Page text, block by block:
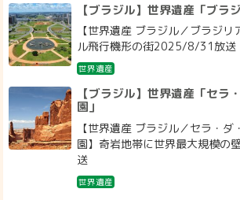
【ブラジル】世界遺産「ブラ
【世界遺産 ブラジル／ブラジ
ル飛行機形の街2025/8/31放送
世界遺産
【ブラジル】世界遺産「セラ
園」
【世界遺産 ブラジル／セラ・ダ
園】奇岩地帯に世界最大規模
送
世界遺産